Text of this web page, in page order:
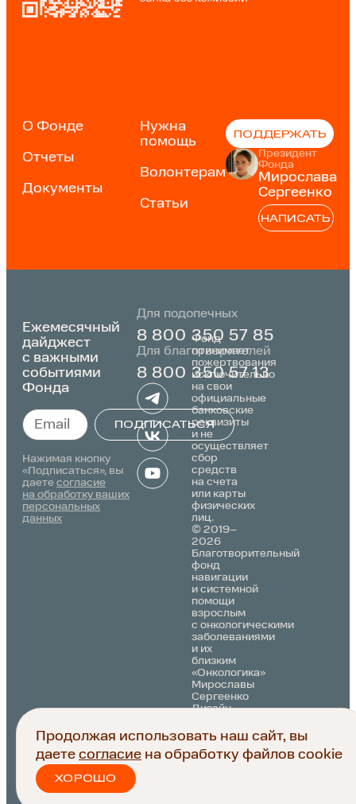
О Фонде
Отчеты
Документы
Нужна
помощь
Волонтерам
Статьи
ПОДДЕРЖАТЬ
Президент
Фонда
Мирослава
Сергеенко
НАПИСАТЬ
Для подопечных
8 800 350 57 85
Для благотворителей
8 800 350 57 13
Ежемесячный
дайджест
с важными
событиями
Фонда
ПОДПИСАТЬСЯ
Нажимая кнопку
«Подписаться», вы
даете согласие
на обработку ваших
персональных
данных
Дизайн
в
агентстве
© 2019–
2026
Благотворительный
фонд
навигации
и системной
помощи
взрослым
с онкологическими
заболеваниями
и их
близким
«Онкологика»
Мирославы
Сергеенко
Фонд
принимает
пожертвования
исключительно
на свои
официальные
банковские
реквизиты
и не
осуществляет
сбор
средств
на счета
или карты
физических
лиц.
Политика
обработки
персональных
Продолжая использовать наш сайт, вы
даете согласие на обработку файлов cookie
ХОРОШО